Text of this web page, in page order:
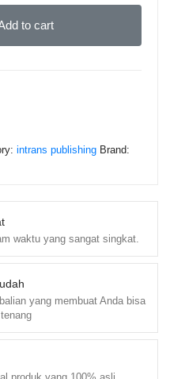
waktu yang sangat singkat.
yang membuat Anda bisa
to cart
intrans publishing Brand: